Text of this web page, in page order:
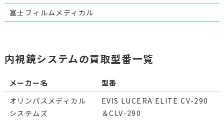
富士フィルムメディカル
内視鏡システムの買取型番一覧
メーカー名
型番
オリンパスメディカル
システムズ
EVIS LUCERA ELITE CV-290
＆CLV-290